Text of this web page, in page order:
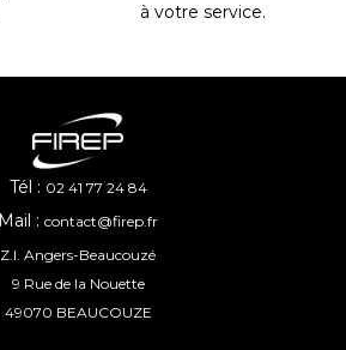
à votre service.
Tél : 02 41 77 24 84
Mail : contact@firep.fr
Z.I. Angers-Beaucouzé
9 Rue de la Nouette
49070 BEAUCOUZE